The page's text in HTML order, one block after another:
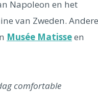
Napoleon en het
van Zweden. Andere
Musée Matisseen
comfortable